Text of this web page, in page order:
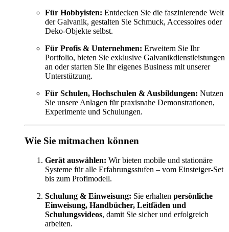
Für Hobbyisten: Entdecken Sie die faszinierende Welt
der Galvanik, gestalten Sie Schmuck, Accessoires oder
Deko-Objekte selbst.
Für Profis & Unternehmen: Erweitern Sie Ihr
Portfolio, bieten Sie exklusive Galvanikdienstleistungen
an oder starten Sie Ihr eigenes Business mit unserer
Unterstützung.
Für Schulen, Hochschulen & Ausbildungen: Nutzen
Sie unsere Anlagen für praxisnahe Demonstrationen,
Experimente und Schulungen.
Wie Sie mitmachen können
Gerät auswählen: Wir bieten mobile und stationäre
Systeme für alle Erfahrungsstufen – vom Einsteiger-Set
bis zum Profimodell.
Schulung & Einweisung: Sie erhalten persönliche
Einweisung, Handbücher, Leitfäden und
Schulungsvideos, damit Sie sicher und erfolgreich
arbeiten.